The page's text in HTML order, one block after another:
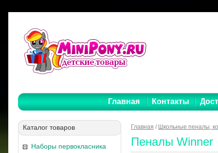
Главная Контакты
Каталог товаров
Наборы первокласника
Главная / Школьные пеналы,
Пеналы Winner